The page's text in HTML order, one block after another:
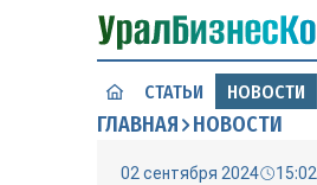
СТАТЬИ НОВОСТИ
ГЛАВНАЯ НОВОСТИ
02 сентября 2024 15:02